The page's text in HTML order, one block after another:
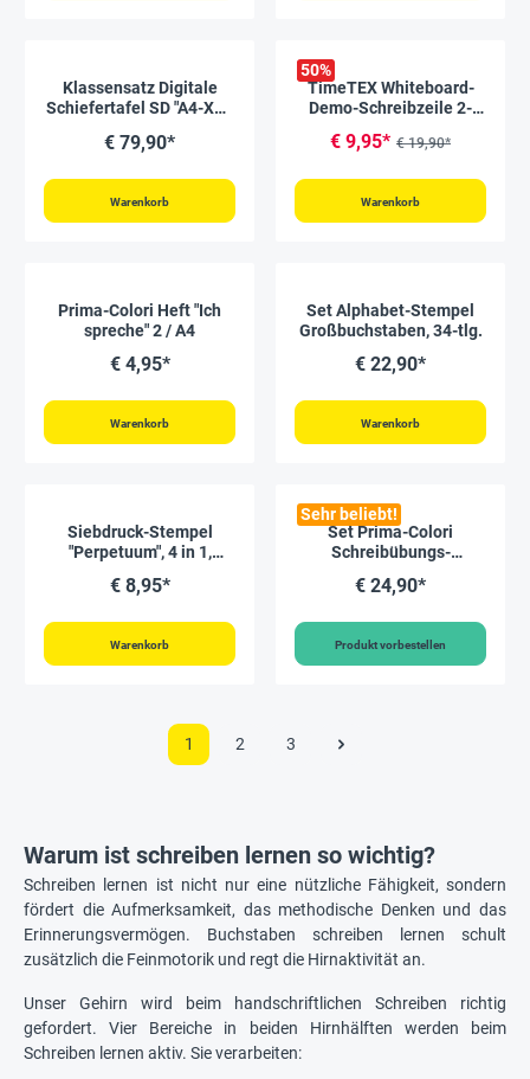
Klassensatz Digitale
Schiefertafel SD "A4-XS",
€ 79,90*
Warenkorb
50%
TimeTEX Whiteboard-
Demo-Schreibzeile 2-
tlg.
€ 9,95* € 19,90*
Warenkorb
Prima-Colori Heft "Ich
spreche" 2 / A4
€ 4,95*
Warenkorb
Set Alphabet-Stempel
Großbuchstaben, 34-tlg.
€ 22,90*
Warenkorb
Siebdruck-Stempel
"Perpetuum", 4 in 1,
€ 8,95*
Warenkorb
Sehr beliebt!
Set Prima-Colori
Schreibübungs-
€ 24,90*
Produkt vorbestellen
1 2 3
Warum ist schreiben lernen so wichtig?
Schreiben lernen ist nicht nur eine nützliche Fähigkeit, sondern
fördert die Aufmerksamkeit, das methodische Denken und das
Erinnerungsvermögen. Buchstaben schreiben lernen schult
zusätzlich die Feinmotorik und regt die Hirnaktivität an.
Unser Gehirn wird beim handschriftlichen Schreiben richtig
gefordert. Vier Bereiche in beiden Hirnhälften werden beim
Schreiben lernen aktiv. Sie verarbeiten: